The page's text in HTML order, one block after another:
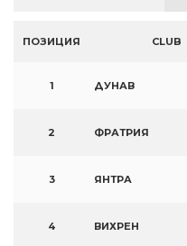
ПОЗИЦИЯ CLUB
1 ДУНАВ
2 ФРАТРИЯ
3 ЯНТРА
4 ВИХРЕН